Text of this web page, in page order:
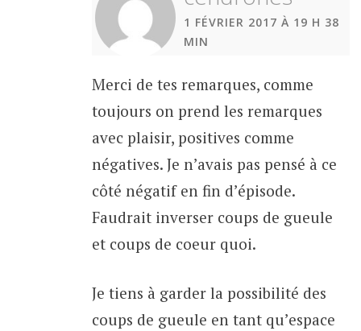
1 FÉVRIER 2017 À 19 H 38
MIN
Merci de tes remarques, comme
toujours on prend les remarques
avec plaisir, positives comme
négatives. Je n’avais pas pensé à ce
côté négatif en fin d’épisode.
Faudrait inverser coups de gueule
et coups de coeur quoi.
Je tiens à garder la possibilité des
coups de gueule en tant qu’espace